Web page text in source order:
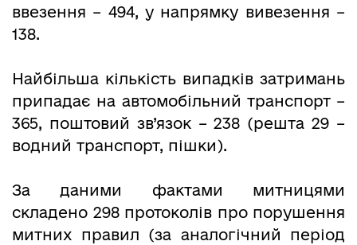
ввезення – 494, у напрямку вивезення –
138.
Найбільша кількість випадків затримань
припадає на автомобільний транспорт –
365, поштовий зв’язок – 238 (решта 29 –
водний транспорт, пішки).
За даними фактами митницями
складено 298 протоколів про порушення
митних правил (за аналогічний період